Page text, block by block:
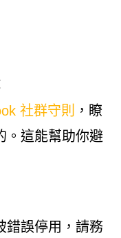
社群守則
，瞭
。這能幫助你避
錯誤停用，請務